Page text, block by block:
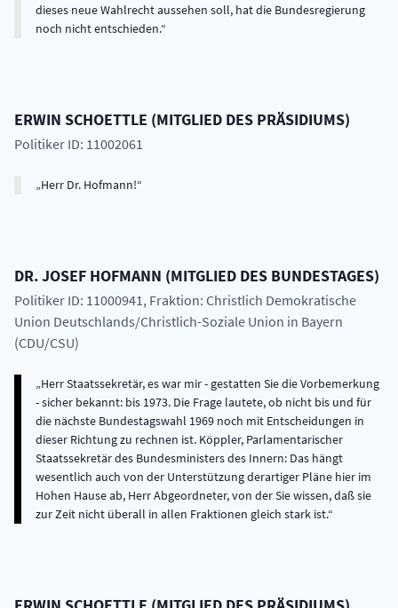
dieses neue Wahlrecht aussehen soll, hat die Bundesregierung
noch nicht entschieden.
ERWIN SCHOETTLE (MITGLIED DES PRÄSIDIUMS)
Politiker ID: 11002061
Herr Dr. Hofmann!
DR.JOSEF HOFMANN (MITGLIED DES BUNDESTAGES)
Politiker ID: 11000941, Fraktion: Christlich Demokratische
Union Deutschlands/Christlich-Soziale Union in Bayern
(CDU/CSU)
Herr Staatssekretär, es war mir - gestatten Sie die Vorbemerkung
- sicher bekannt: bis 1973. Die Frage lautete, ob nicht bis und für
die nächste Bundestagswahl 1969 noch mit Entscheidungen in
dieser Richtung zu rechnen ist. Köppler, Parlamentarischer
Staatssekretär des Bundesministers des Innern: Das hängt
wesentlich auch von der Unterstützung derartiger Pläne hier im
Hohen Hause ab, Herr Abgeordneter, von der Sie wissen, daß sie
zur Zeit nicht überall in allen Fraktionen gleich stark ist.